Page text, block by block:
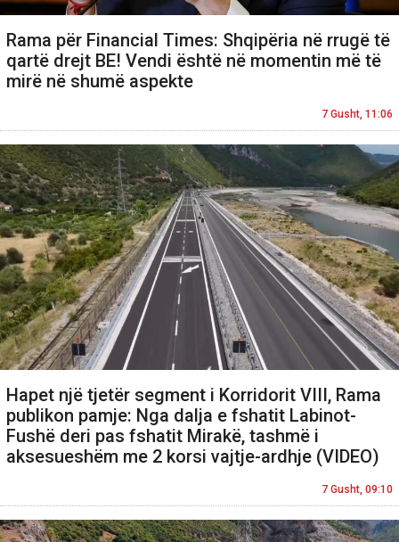
Rama për Financial Times: Shqipëria në rrugë të
qartë drejt BE! Vendi është në momentin më të
mirë në shumë aspekte
7 Gusht, 11:06
Hapet një tjetër segment i Korridorit VIII, Rama
publikon pamje: Nga dalja e fshatit Labinot-
Fushë deri pas fshatit Mirakë, tashmë i
aksesueshëm me 2 korsi vajtje-ardhje (VIDEO)
7 Gusht, 09:10